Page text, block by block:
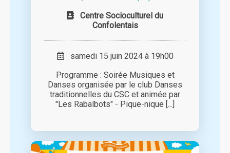
Centre Socioculturel du
Confolentais
samedi 15 juin 2024 à 19h00
Programme : Soirée Musiques et
Danses organisée par le club Danses
traditionnelles du CSC et animée par
"Les Rabalbots" - Pique-nique [...]